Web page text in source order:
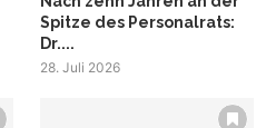
Spitze des Personalrats:
Dr....
28. Juli 2026